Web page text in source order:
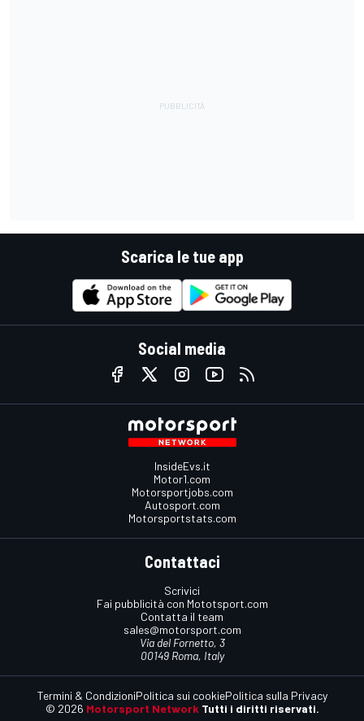
Scarica le tue app
Social media
InsideEvs.it
Motor1.com
Motorsportjobs.com
Autosport.com
Motorsportstats.com
Contattaci
Scrivici
Fai pubblicità con Mototsport.com
Contatta il team
sales@motorsport.com
Via del Fornetto, 3
00149 Roma, Italy
© 2026 Motorsport Network Tutti i diritti riservati.
Termini & CondizioniPolitica sui cookiePolitica sulla Privacy